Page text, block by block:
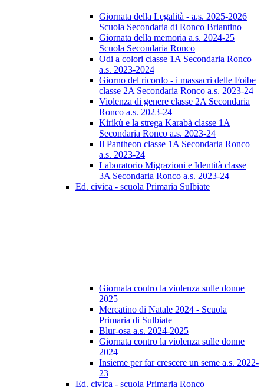
Giornata della Legalità - a.s. 2025-2026
Scuola Secondaria di Ronco Briantino
Giornata della memoria a.s. 2024-25
Scuola Secondaria Ronco
Odi a colori classe 1A Secondaria Ronco
a.s. 2023-2024
Giorno del ricordo - i massacri delle Foibe
classe 2A Secondaria Ronco a.s. 2023-24
Violenza di genere classe 2A Secondaria
Ronco a.s. 2023-24
Kirikù e la strega Karabà classe 1A
Secondaria Ronco a.s. 2023-24
Il Pantheon classe 1A Secondaria Ronco
a.s. 2023-24
Laboratorio Migrazioni e Identità classe
3A Secondaria Ronco a.s. 2023-24
Ed. civica - scuola Primaria Sulbiate
Giornata contro la violenza sulle donne
2025
Mercatino di Natale 2024 - Scuola
Primaria di Sulbiate
Blur-osa a.s. 2024-2025
Giornata contro la violenza sulle donne
2024
Insieme per far crescere un seme a.s. 2022-
23
Ed. civica - scuola Primaria Ronco